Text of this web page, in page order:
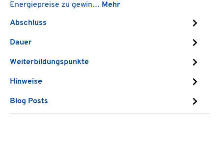
Energiepreise zu gewin… Mehr
Abschluss
Dauer
Weiterbildungspunkte
Hinweise
Blog Posts